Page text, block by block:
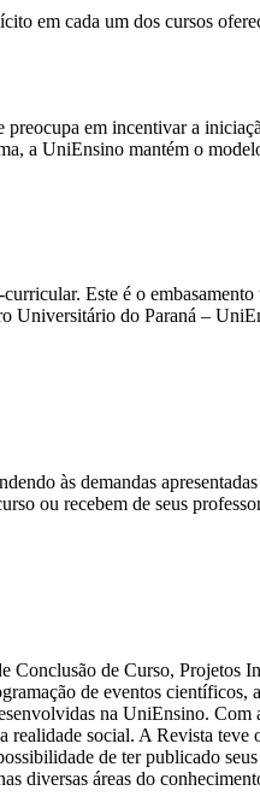
em cada um dos cursos
em incentivar a
a UniEnsino mantém o
Este é o
Universitário do Paraná –
às demandas
ou recebem de seus
de Curso, Projetos
de eventos científicos,
na UniEnsino.
realidade social. A Revista
de ter publicado
diversas áreas do